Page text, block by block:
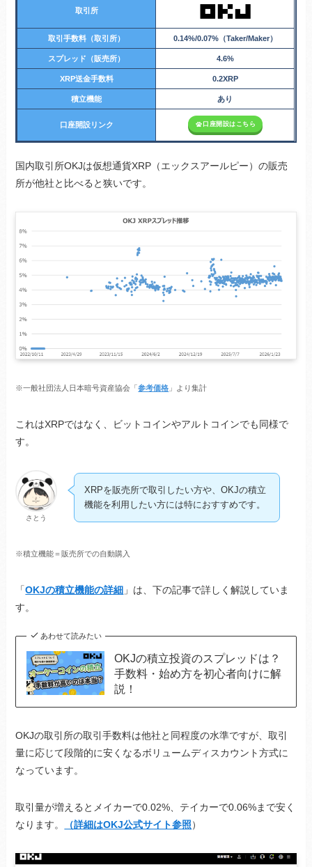
取引所
取引手数料（取引所） 0.14%/0.07%（Taker/Maker）
スプレッド（販売所） 4.6%
XRP送金手数料 0.2XRP
積立機能 あり
口座開設リンク 口座開設はこちら
国内取引所OKJは仮想通貨XRP（エックスアールピー）の販売
所が他社と比べると狭いです。
※一般社団法人日本暗号資産協会「参考価格 」より集計
これはXRPではなく、ビットコインやアルトコインでも同様で
す。
さとう
XRPを販売所で取引したい方や、OKJの積立
機能を利用したい方には特におすすめです。
※積立機能＝販売所での自動購入
「OKJの積立機能の詳細 」は、下の記事で詳しく解説していま
す。
あわせて読みたい
OKJの積立投資のスプレッドは？
手数料・始め方を初心者向けに解
説！
OKJの取引所の取引手数料は他社と同程度の水準ですが、取引
量に応じて段階的に安くなるボリュームディスカウント方式に
なっています。
取引量が増えるとメイカーで0.02%、テイカーで0.06%まで安く
なります。
（詳細はOKJ公式サイト参照）